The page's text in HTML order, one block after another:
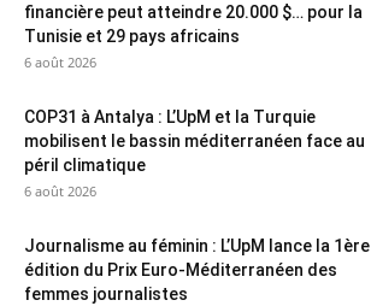
financière peut atteindre 20.000 $… pour la
Tunisie et 29 pays africains
6 août 2026
COP31 à Antalya : L’UpM et la Turquie
mobilisent le bassin méditerranéen face au
péril climatique
6 août 2026
Journalisme au féminin : L’UpM lance la 1ère
édition du Prix Euro-Méditerranéen des
femmes journalistes